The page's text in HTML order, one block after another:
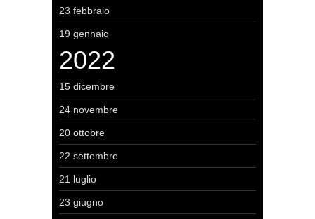
23 febbraio
19 gennaio
2022
15 dicembre
24 novembre
20 ottobre
22 settembre
21 luglio
23 giugno